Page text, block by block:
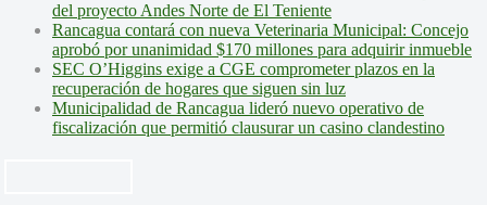
del proyecto Andes Norte de El Teniente
Rancagua contará con nueva Veterinaria Municipal: Concejo
aprobó por unanimidad $170 millones para adquirir inmueble
SEC O’Higgins exige a CGE comprometer plazos en la
recuperación de hogares que siguen sin luz
Municipalidad de Rancagua lideró nuevo operativo de
fiscalización que permitió clausurar un casino clandestino